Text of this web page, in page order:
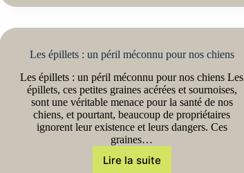
Les épillets : un péril méconnu pour nos chiens
Les épillets : un péril méconnu pour nos chiens Les
épillets, ces petites graines acérées et sournoises,
sont une véritable menace pour la santé de nos
chiens, et pourtant, beaucoup de propriétaires
ignorent leur existence et leurs dangers. Ces
graines…
Lire la suite